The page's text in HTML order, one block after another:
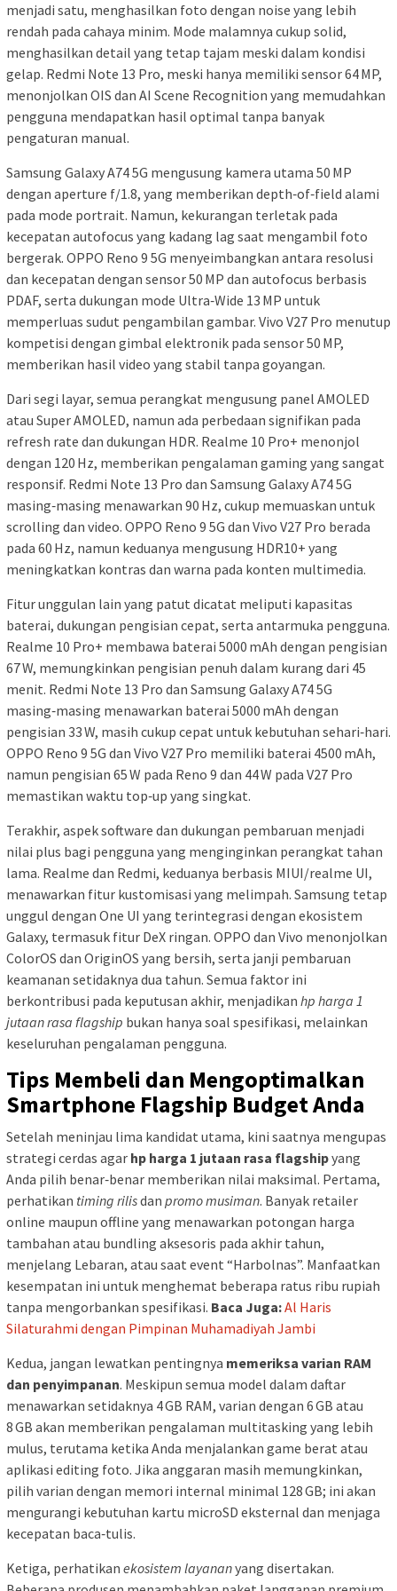
menjadi satu, menghasilkan foto dengan noise yang lebih
rendah pada cahaya minim. Mode malamnya cukup solid,
menghasilkan detail yang tetap tajam meski dalam kondisi
gelap. Redmi Note 13 Pro, meski hanya memiliki sensor 64 MP,
menonjolkan OIS dan AI Scene Recognition yang memudahkan
pengguna mendapatkan hasil optimal tanpa banyak
pengaturan manual.
Samsung Galaxy A74 5G mengusung kamera utama 50 MP
dengan aperture f/1.8, yang memberikan depth‑of‑field alami
pada mode portrait. Namun, kekurangan terletak pada
kecepatan autofocus yang kadang lag saat mengambil foto
bergerak. OPPO Reno 9 5G menyeimbangkan antara resolusi
dan kecepatan dengan sensor 50 MP dan autofocus berbasis
PDAF, serta dukungan mode Ultra‑Wide 13 MP untuk
memperluas sudut pengambilan gambar. Vivo V27 Pro menutup
kompetisi dengan gimbal elektronik pada sensor 50 MP,
memberikan hasil video yang stabil tanpa goyangan.
Dari segi layar, semua perangkat mengusung panel AMOLED
atau Super AMOLED, namun ada perbedaan signifikan pada
refresh rate dan dukungan HDR. Realme 10 Pro+ menonjol
dengan 120 Hz, memberikan pengalaman gaming yang sangat
responsif. Redmi Note 13 Pro dan Samsung Galaxy A74 5G
masing‑masing menawarkan 90 Hz, cukup memuaskan untuk
scrolling dan video. OPPO Reno 9 5G dan Vivo V27 Pro berada
pada 60 Hz, namun keduanya mengusung HDR10+ yang
meningkatkan kontras dan warna pada konten multimedia.
Fitur unggulan lain yang patut dicatat meliputi kapasitas
baterai, dukungan pengisian cepat, serta antarmuka pengguna.
Realme 10 Pro+ membawa baterai 5000 mAh dengan pengisian
67 W, memungkinkan pengisian penuh dalam kurang dari 45
menit. Redmi Note 13 Pro dan Samsung Galaxy A74 5G
masing‑masing menawarkan baterai 5000 mAh dengan
pengisian 33 W, masih cukup cepat untuk kebutuhan sehari‑hari.
OPPO Reno 9 5G dan Vivo V27 Pro memiliki baterai 4500 mAh,
namun pengisian 65 W pada Reno 9 dan 44 W pada V27 Pro
memastikan waktu top‑up yang singkat.
Terakhir, aspek software dan dukungan pembaruan menjadi
nilai plus bagi pengguna yang menginginkan perangkat tahan
lama. Realme dan Redmi, keduanya berbasis MIUI/realme UI,
menawarkan fitur kustomisasi yang melimpah. Samsung tetap
unggul dengan One UI yang terintegrasi dengan ekosistem
Galaxy, termasuk fitur DeX ringan. OPPO dan Vivo menonjolkan
ColorOS dan OriginOS yang bersih, serta janji pembaruan
keamanan setidaknya dua tahun. Semua faktor ini
berkontribusi pada keputusan akhir, menjadikan hp harga 1
jutaan rasa flagship bukan hanya soal spesifikasi, melainkan
keseluruhan pengalaman pengguna.
Tips Membeli dan Mengoptimalkan
Smartphone Flagship Budget Anda
Setelah meninjau lima kandidat utama, kini saatnya mengupas
strategi cerdas agar hp harga 1 jutaan rasa flagshipyang
Anda pilih benar‑benar memberikan nilai maksimal. Pertama,
perhatikan timing rilisdan promo musiman. Banyak retailer
online maupun offline yang menawarkan potongan harga
tambahan atau bundling aksesoris pada akhir tahun,
menjelang Lebaran, atau saat event “Harbolnas”. Manfaatkan
kesempatan ini untuk menghemat beberapa ratus ribu rupiah
tanpa mengorbankan spesifikasi. Baca Juga:Al Haris
Silaturahmi dengan Pimpinan Muhamadiyah Jambi
Kedua, jangan lewatkan pentingnya memeriksa varian RAM
dan penyimpanan. Meskipun semua model dalam daftar
menawarkan setidaknya 4 GB RAM, varian dengan 6 GB atau
8 GB akan memberikan pengalaman multitasking yang lebih
mulus, terutama ketika Anda menjalankan game berat atau
aplikasi editing foto. Jika anggaran masih memungkinkan,
pilih varian dengan memori internal minimal 128 GB; ini akan
mengurangi kebutuhan kartu microSD eksternal dan menjaga
kecepatan baca‑tulis.
Ketiga, perhatikan ekosistem layananyang disertakan.